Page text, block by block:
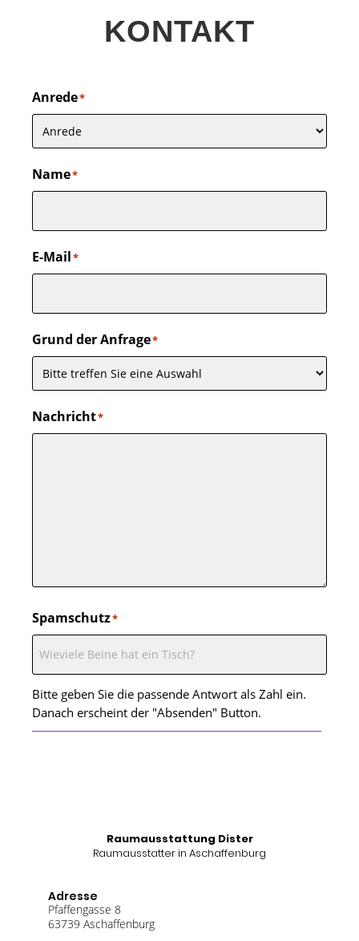
KONTAKT
Anrede*
Name*
E-Mail*
Grund der Anfrage*
Nachricht*
Spamschutz*
Bitte geben Sie die passende Antwort als Zahl ein.
Danach erscheint der "Absenden" Button.
Raumausstattung Dister
Raumausstatter in Aschaffenburg
Adresse
Pfaffengasse 8
63739 Aschaffenburg